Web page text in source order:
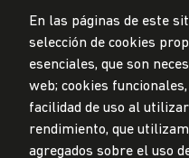
Privacidad de datos
Mesa de partes
© Universidad de Lima, 2024
Todos los derechos
En las páginas de este
selección de cookies
esenciales, que son
web; cookies
facilidad de uso al
rendimiento, que
agregados sobre el uso